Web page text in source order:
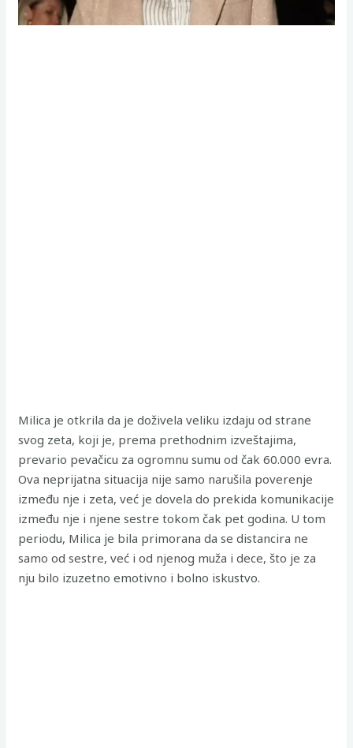
Milica je otkrila da je doživela veliku izdaju od strane
svog zeta, koji je, prema prethodnim izveštajima,
prevario pevačicu za ogromnu sumu od čak 60.000 evra.
Ova neprijatna situacija nije samo narušila poverenje
između nje i zeta, već je dovela do prekida komunikacije
između nje i njene sestre tokom čak pet godina. U tom
periodu, Milica je bila primorana da se distancira ne
samo od sestre, već i od njenog muža i dece, što je za
nju bilo izuzetno emotivno i bolno iskustvo.